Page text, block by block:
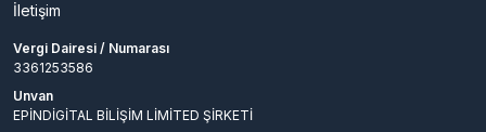
İletişim
Vergi Dairesi / Numarası
3361253586
Unvan
EPİNDİGİTAL BİLİŞİM LİMİTED ŞİRKETİ